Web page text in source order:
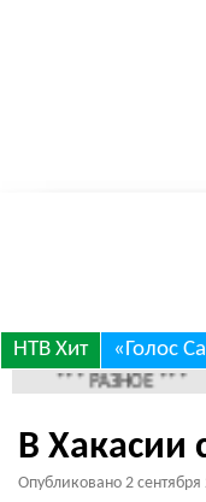
Skip
НТВ Хит «Голос
*** РАЗНОЕ ***
В Хакасии
Опубликовано 2 сентября